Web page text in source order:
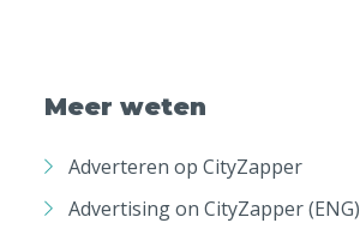
Meer weten
Adverteren op CityZapper
Advertising on CityZapper (ENG)